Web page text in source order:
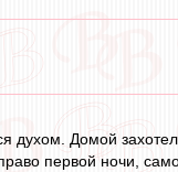
духом. Домой
первой ночи,